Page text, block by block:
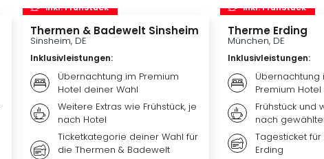
inkl. Frühstück
Thermen & Badewelt Sinsheim
Sinsheim, DE
Inklusivleistungen:
Übernachtung im Premium
Hotel deiner Wahl
Weitere Extras wie Frühstück, je
nach Hotel
Ticketkategorie deiner Wahl für
die Thermen & Badewelt
inkl. Frühstück
Therme Erding
München, DE
Inklusivleistungen:
Übernachtung
Premium
Frühstück und
nach
Tagesticket
Erding